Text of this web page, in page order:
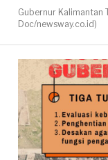
Gubernur Kalimantan
Doc/newsway.co.id)